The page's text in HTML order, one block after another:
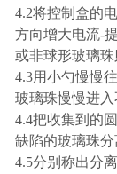
4.2将控制盒的
方向增大电流-
或非球形玻璃珠
4.3用小勺慢慢
玻璃珠慢慢进
4.4把收集到的
缺陷的玻璃珠
4.5分别称出分